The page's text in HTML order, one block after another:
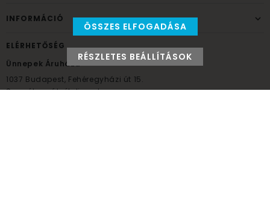
INFORMÁCIÓ
ELÉRHETŐSÉG
Ünnepek Áruháza
1037 Budapest, Fehéregyházi út 15.
Személyes átvételi pont
ÖSSZES ELFOGADÁSA
RÉSZLETES BEÁLLÍTÁSOK